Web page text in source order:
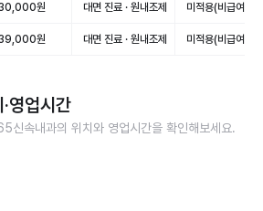
원 대면 진료 · 원내조제 미적용(비급여)
원 대면 진료 · 원내조제 미적용(비급여)
영업시간
신속내과의 위치와 영업시간을 확인해보세요.